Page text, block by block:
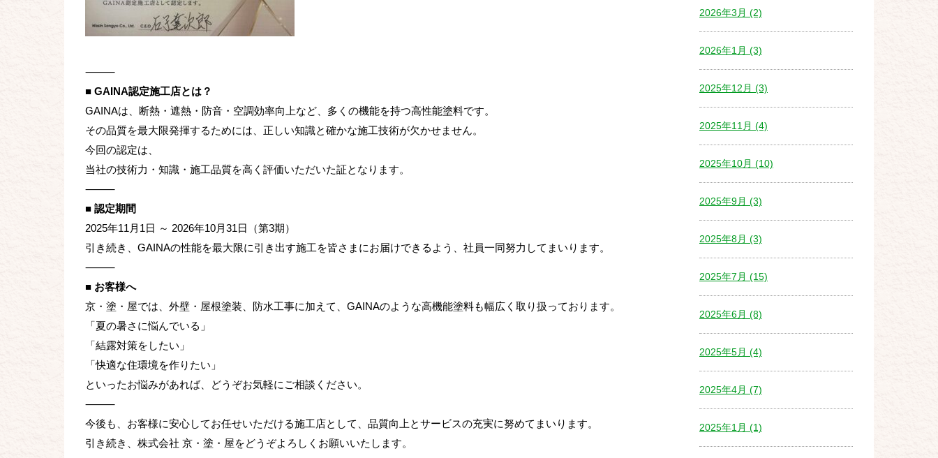
⸻
■ GAINA認定施工店とは？
GAINAは、断熱・遮熱・防音・空調効率向上など、多くの機能を持つ高性能塗料です。
その品質を最大限発揮するためには、正しい知識と確かな施工技術が欠かせません。
今回の認定は、
当社の技術力・知識・施工品質を高く評価いただいた証となります。
⸻
■ 認定期間
2025年11月1日 ～ 2026年10月31日（第3期）
引き続き、GAINAの性能を最大限に引き出す施工を皆さまにお届けできるよう、社員一同努力してまいります。
⸻
■ お客様へ
京・塗・屋では、外壁・屋根塗装、防水工事に加えて、GAINAのような高機能塗料も幅広く取り扱っております。
「夏の暑さに悩んでいる」
「結露対策をしたい」
「快適な住環境を作りたい」
といったお悩みがあれば、どうぞお気軽にご相談ください。
⸻
今後も、お客様に安心してお任せいただける施工店として、品質向上とサービスの充実に努めてまいります。
引き続き、株式会社 京・塗・屋をどうぞよろしくお願いいたします。
2026年3月 (2)
2026年1月 (3)
2025年12月 (3)
2025年11月 (4)
2025年10月 (10)
2025年9月 (3)
2025年8月 (3)
2025年7月 (15)
2025年6月 (8)
2025年5月 (4)
2025年4月 (7)
2025年1月 (1)